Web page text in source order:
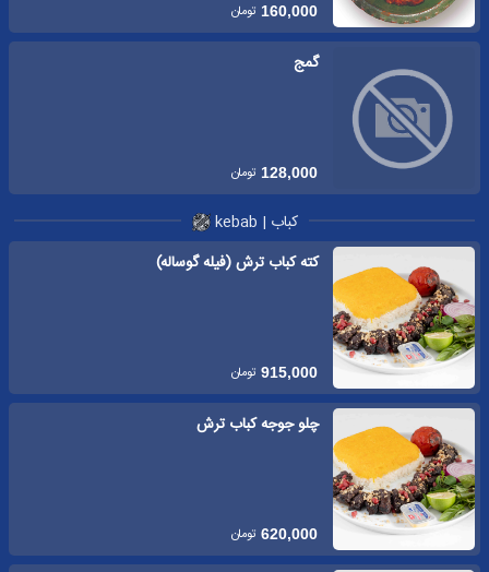
160,000 تومان
گمج
128,000 تومان
کباب | kebab
کته کباب ترش (فیله گوساله)
915,000 تومان
چلو جوجه کباب ترش
620,000 تومان